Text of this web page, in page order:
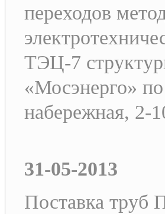
переходов
ТЭЦ-7
«Мосэнерго»
набережная, 2-
31-05-2013
Поставка труб